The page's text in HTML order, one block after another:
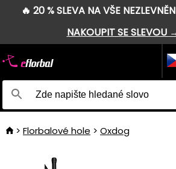
🔥 20 % SLEVA NA VŠE
NAKOUPIT SE SLEVOU
Florbalové hole Oxdog